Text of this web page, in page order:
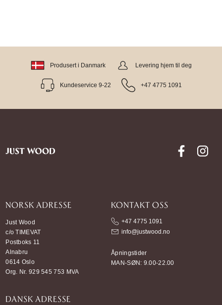
Produsert i Danmark Levering hjem til deg
Kundeservice 9-22 +47 4775 1091
NORSK ADRESSE
Just Wood
c/o TIMEVAT
Postboks 11
Alnabru
0614 Oslo
Org. Nr. 929 545 753 MVA
DANSK ADRESSE
KONTAKT OSS
+47 4775 1091
info@justwood.no
Åpningstider
MAN-SØN: 9.00-22.00